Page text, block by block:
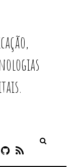
YOUTUBEGITHUB